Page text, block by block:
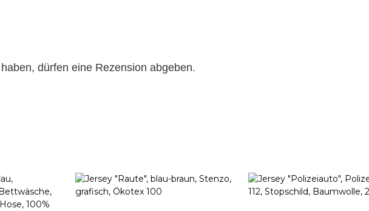
dürfen eine Rezension abgeben.